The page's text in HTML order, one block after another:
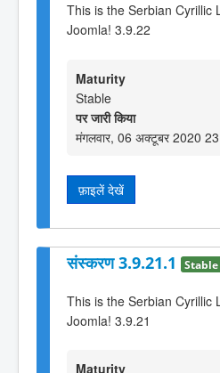
This is the Serbian Cyrillic
Joomla! 3.9.22
Maturity
Stable
पर जारी किया
मंगलवार, 06 अक्टूबर 2020
फ़ाइलें देखें
संस्करण 3.9.21.1 Stable
This is the Serbian Cyrillic
Joomla! 3.9.21
Maturity